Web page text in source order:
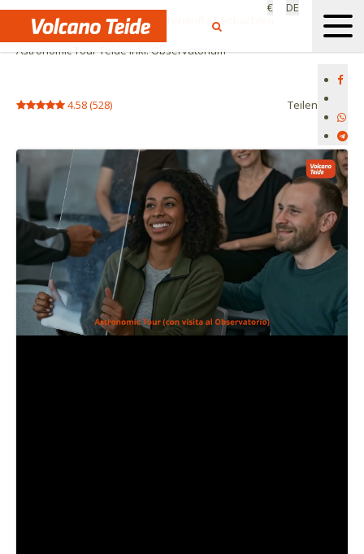
€
DE
Startseite Sternenhimmel auf Teneriffa beobachten
Astronomic Tour Teide inkl. Observatorium
4.58(528) Teilen